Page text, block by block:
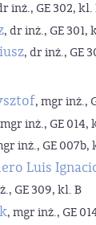
inż., GE 302, kl.
, dr inż., GE 301,
, dr inż., GE
, mgr inż.,
inż., GE 014,
inż., GE 007b,
Luis
GE 309, kl. B
, mgr inż., GE